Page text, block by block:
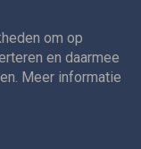
om op
en daarmee
Meer informatie